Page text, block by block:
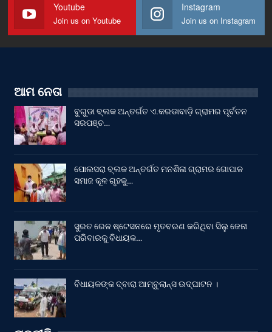
Youtube
Join us on Youtube
Instagram
Join us on Instagram
ଆମ ନେତା
ବୁଗୁଡା ବ୍ଲକ ଅନ୍ତର୍ଗତ ଏ.କରଡାବାଡ଼ି ଗ୍ରାମର ପୂର୍ବତନ
ସରପଞ୍ଚ…
ପୋଲସରା ବ୍ଲକ ଅନ୍ତର୍ଗତ ମନଶିଳା ଗ୍ରାମର ଗୋପାଳ
ସମାଜ କୂଳ ଗୃହକୁ…
ସୁରତ ରେଳ ଷ୍ଟେସନରେ ମୃତବରଣ କରିଥିବା ସିଲୁ ଜେନା
ପରିବାରକୁ ବିଧାୟକ…
ବିଧାୟକଙ୍କ ଦ୍ବାରା ଆମ୍ବୁଲାନ୍ସ ଉଦ୍‌ଘାଟନ ।